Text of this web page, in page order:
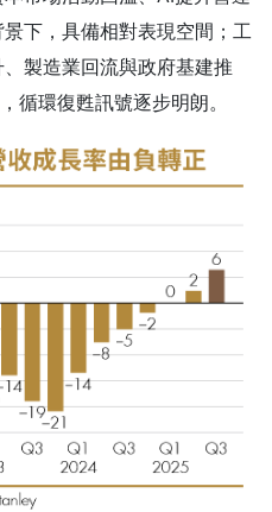
下，具備相對表現空間；工
製造業回流與政府基建推
循環復甦訊號逐步明朗。